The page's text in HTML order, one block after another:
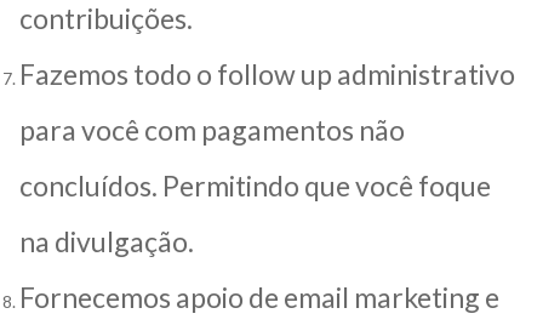
contribuições.
Fazemos todo o follow up administrativo
para você com pagamentos não
concluídos. Permitindo que você foque
na divulgação.
Fornecemos apoio de email marketing e